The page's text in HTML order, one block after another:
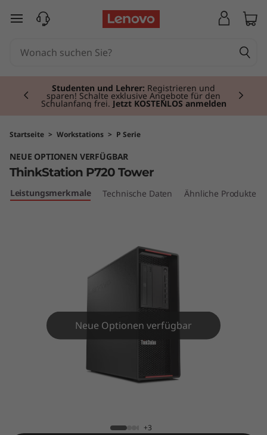
T
S
a
zum Hauptinhalt springen
Studenten und Lehrer: Registrieren und
sparen! Schalte exklusive Angebote für den
Schulanfang frei. Jetzt KOSTENLOS anmelden
Currently displaying item 2 of 3
Startseite > Workstations > P Serie
NEUE OPTIONEN VERFÜGBAR
ThinkStation P720 Tower
Leistungsmerkmale Technische Daten Ähnliche Produkte
Neue Optionen verfügbar
+3